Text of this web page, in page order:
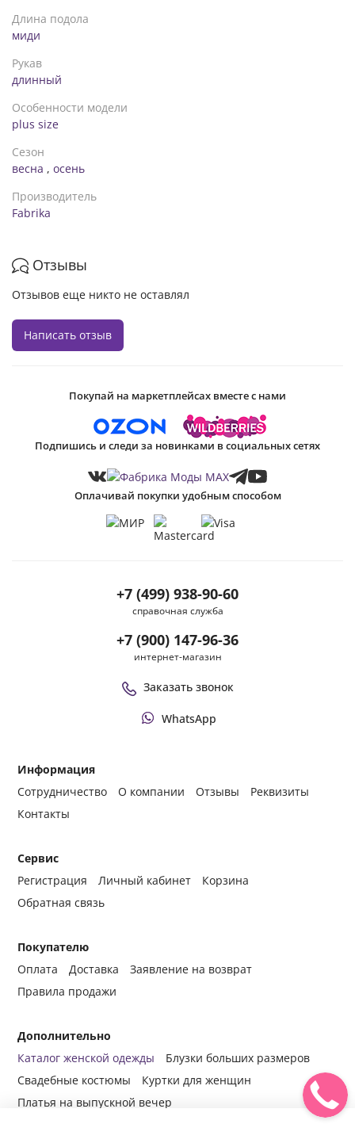
Длина подола
миди
Рукав
длинный
Особенности модели
plus size
Сезон
весна , осень
Производитель
Fabrika
Отзывы
Отзывов еще никто не оставлял
Написать отзыв
Информация
Сотрудничество
О компании Отзывы
Реквизиты
Контакты
Сервис
Регистрация
Личный кабинет
Корзина
Обратная связь
Покупателю
Оплата
Доставка
Заявление на возврат
Правила продажи
Дополнительно
Каталог женской одежды
Блузки больших размеров
Свадебные костюмы
Куртки для женщин
Платья на выпускной вечер
+7 (499) 938-90-60
справочная служба
+7 (900) 147-96-36
интернет-магазин
Заказать звонок
WhatsApp
Покупай на маркетплейсах вместе с нами
Подпишись и следи за новинками в социальных сетях
Оплачивай покупки удобным способом